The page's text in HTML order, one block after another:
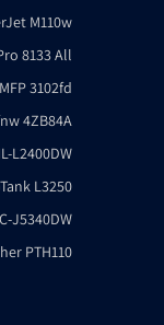
M110w
8133 All-
3102fd
4ZB84A
L2400DW
L3250
J5340DW
PTH110